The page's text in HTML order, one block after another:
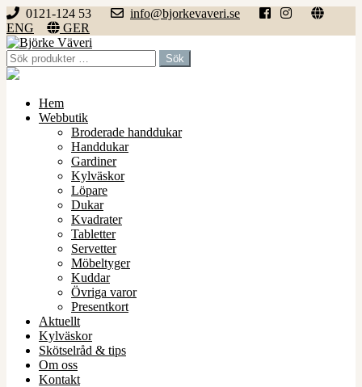
0121-124 53
info@bjorkevaveri.se
ENG
GER
Hoppa
till
navigering
Hoppa
till
innehåll
Sök
efter:
Sök
Hem
Webbutik
Broderade handdukar
Handdukar
Gardiner
Kylväskor
Löpare
Dukar
Kvadrater
Tabletter
Servetter
Möbeltyger
Kuddar
Övriga varor
Presentkort
Aktuellt
Kylväskor
Skötselråd & tips
Om oss
Kontakt